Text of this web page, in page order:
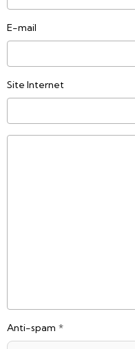
E-mail
Site Internet
Anti-spam